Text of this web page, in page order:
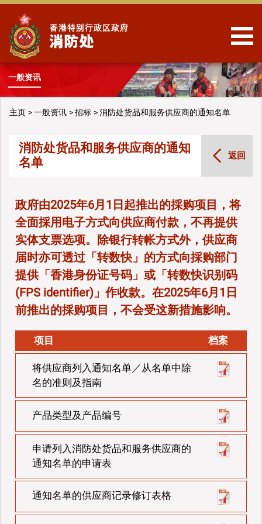
跳到内容
一般资讯
主页 一般资讯 招标 消防处货品和服务供应商的通知名单
消防处货品和服务供应商的通知
名单
返回
政府由2025年6月1日起推出的採购项目，将
全面採用电子方式向供应商付款，不再提供
实体支票选项。除银行转帐方式外，供应商
届时亦可透过「转数快」的方式向採购部门
提供「香港身份证号码」或「转数快识别码
(FPS identifier)」作收款。在2025年6月1日
前推出的採购项目，不会受这新措施影响。
项目 档案
将供应商列入通知名单／从名单中除
名的准则及指南
产品类型及产品编号
申请列入消防处货品和服务供应商的
通知名单的申请表
通知名单的供应商记录修订表格